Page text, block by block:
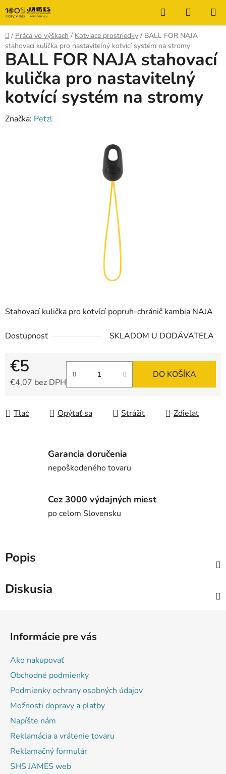
Prejsť
na
obsah
Hľadať
KOŠÍK
Domov
/ Práca vo výškach / Kotviace prostriedky / BALL FOR NAJA
stahovací kulička pro nastavitelný kotvící systém na stromy
Stahovací kulička pro kotvící popruh-chránič kambia NAJA
Dostupnosť SKLADOM U DODÁVATEĽA
€5
€4,07 bez DPH
DO KOŠÍKA
Tlač Opýtať sa Strážiť Zdieľať
BALL FOR NAJA stahovací
kulička pro nastavitelný
kotvící systém na stromy
Značka: Petzl
Garancia doručenia
nepoškodeného tovaru
Cez 3000 výdajných miest
po celom Slovensku
Popis
Diskusia
Informácie pre vás
Ako nakupovať
Obchodné podmienky
Podmienky ochrany osobných údajov
Možnosti dopravy a platby
Napíšte nám
Reklamácia a vrátenie tovaru
Reklamačný formulár
SHS JAMES web